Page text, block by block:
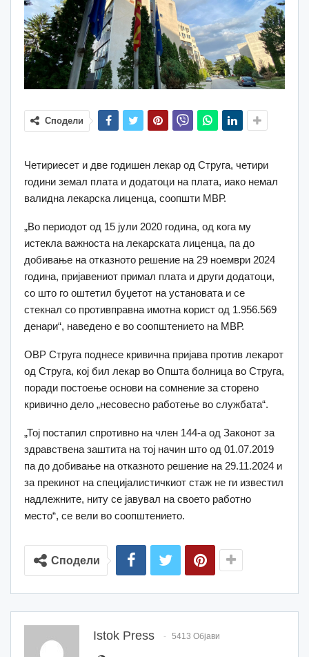
Сподели
Четириесет и две годишен лекар од Струга, четири
години земал плата и додатоци на плата, иако немал
валидна лекарска лиценца, соопшти МВР.
„Во периодот од 15 јули 2020 година, од кога му
истекла важноста на лекарската лиценца, па до
добивање на отказното решение на 29 ноември 2024
година, пријавениот примал плата и други додатоци,
со што го оштетил буџетот на установата и се
стекнал со противправна имотна корист од 1.956.569
денари“, наведено е во соопштението на МВР.
ОВР Струга поднесе кривична пријава против лекарот
од Струга, кој бил лекар во Општа болница во Струга,
поради постоење основи на сомнение за сторено
кривично дело „несовесно работење во службата“.
„Тој постапил спротивно на член 144-а од Законот за
здравствена заштита на тој начин што од 01.07.2019
па до добивање на отказното решение на 29.11.2024 и
за прекинот на специјалистичкиот стаж не ги известил
надлежните, ниту се јавувал на своето работно
место“, се вели во соопштението.
Сподели
Istok Press 5413 Објави